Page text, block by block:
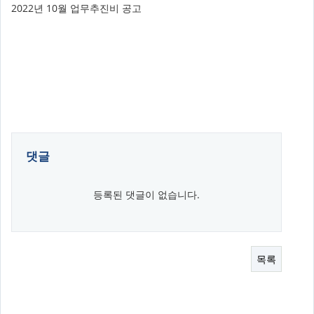
2022년 10월 업무추진비 공고
댓글
등록된 댓글이 없습니다.
목록